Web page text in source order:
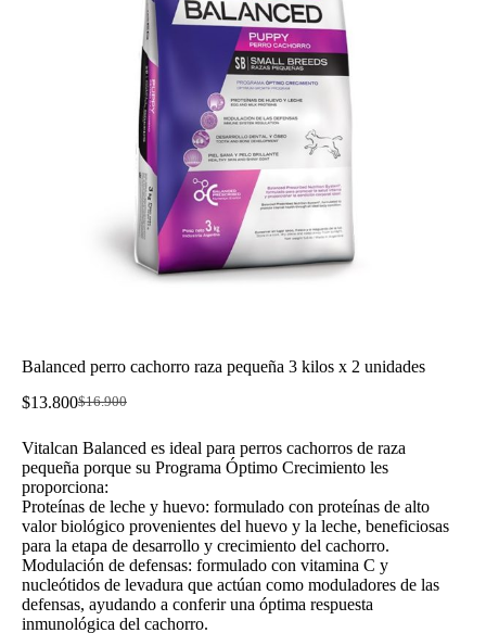
Balanced perro cachorro raza pequeña 3 kilos x 2 unidades
$16.900
El
original
era:
$16.900.
$13.800El
actual
es:
$13.800.
Vitalcan Balanced es ideal para perros cachorros de raza
pequeña porque su Programa Óptimo Crecimiento les
proporciona:
Proteínas de leche y huevo: formulado con proteínas de alto
valor biológico provenientes del huevo y la leche, beneficiosas
para la etapa de desarrollo y crecimiento del cachorro.
Modulación de defensas: formulado con vitamina C y
nucleótidos de levadura que actúan como moduladores de las
defensas, ayudando a conferir una óptima respuesta
inmunológica del cachorro.